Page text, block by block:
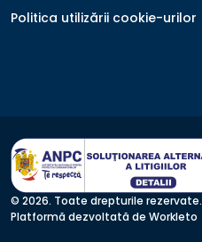
Politica utilizării cookie-urilor
© 2026. Toate drepturile rezervate.
Platformă dezvoltată de Workleto